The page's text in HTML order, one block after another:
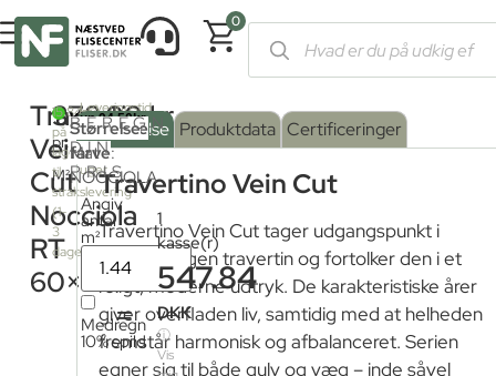
0
Forside/Shop/Fliser og klinker
Travertino
Vein
Cut
Nocciola
RT
60×120
378,00kr.
pr.
M²
15.84m2
på
lager
til
strakslevering
(1-
3
dage)
Leveringstid
fra
fjernlager:
3
uger
Serie
farve:
NOCCIOLA
Overflade:
Mat
Mat
Størrelse
BEREGN
DIN
PRIS
Angiv
antal
m²
Medregn
10% spild
=
1
kasse(r)
547.84
DKK
ⓘ
Vis
Beskrivelse Produktdata Certificeringer
Travertino Vein Cut
Travertino Vein Cut tager udgangspunkt i
naturens egen travertin og fortolker den i et
roligt, moderne udtryk. De karakteristiske årer
giver overfladen liv, samtidig med at helheden
fremstår harmonisk og afbalanceret. Serien
egner sig til både gulv og væg – inde såvel